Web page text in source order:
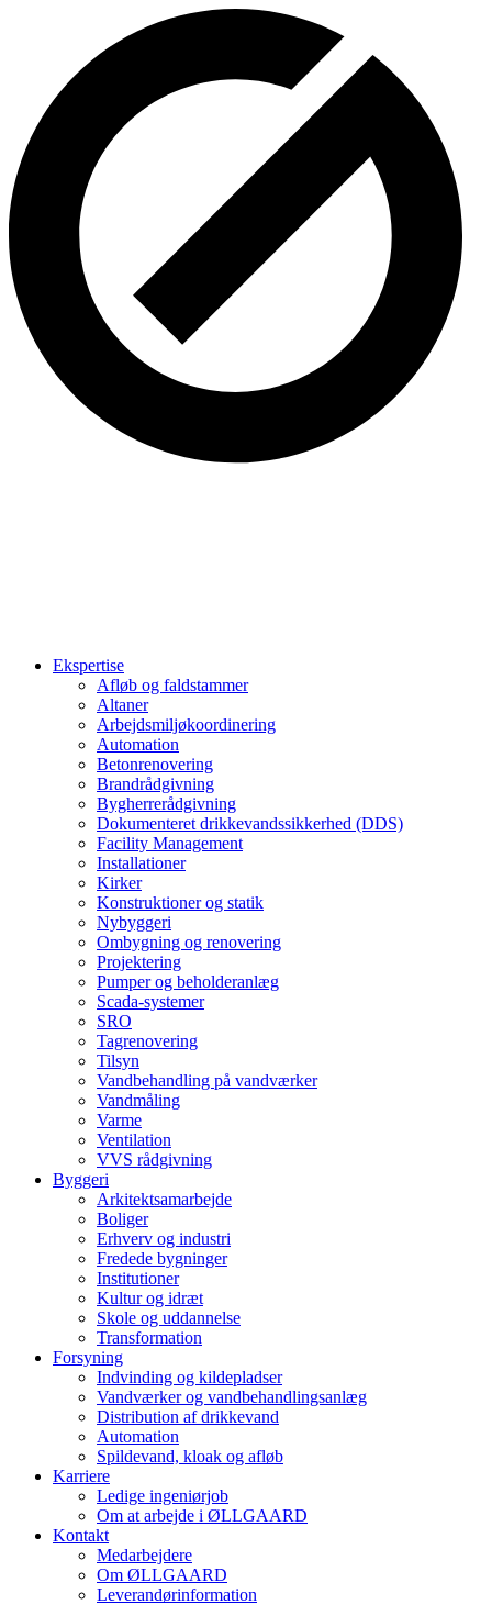
Ekspertise
Afløb og faldstammer
Altaner
Arbejdsmiljøkoordinering
Automation
Betonrenovering
Brandrådgivning
Bygherrerådgivning
Dokumenteret drikkevandssikkerhed (DDS)
Facility Management
Installationer
Kirker
Konstruktioner og statik
Nybyggeri
Ombygning og renovering
Projektering
Pumper og beholderanlæg
Scada-systemer
SRO
Tagrenovering
Tilsyn
Vandbehandling på vandværker
Vandmåling
Varme
Ventilation
VVS rådgivning
Byggeri
Arkitektsamarbejde
Boliger
Erhverv og industri
Fredede bygninger
Institutioner
Kultur og idræt
Skole og uddannelse
Transformation
Forsyning
Indvinding og kildepladser
Vandværker og vandbehandlingsanlæg
Distribution af drikkevand
Automation
Spildevand, kloak og afløb
Karriere
Ledige ingeniørjob
Om at arbejde i ØLLGAARD
Kontakt
Medarbejdere
Om ØLLGAARD
Leverandørinformation